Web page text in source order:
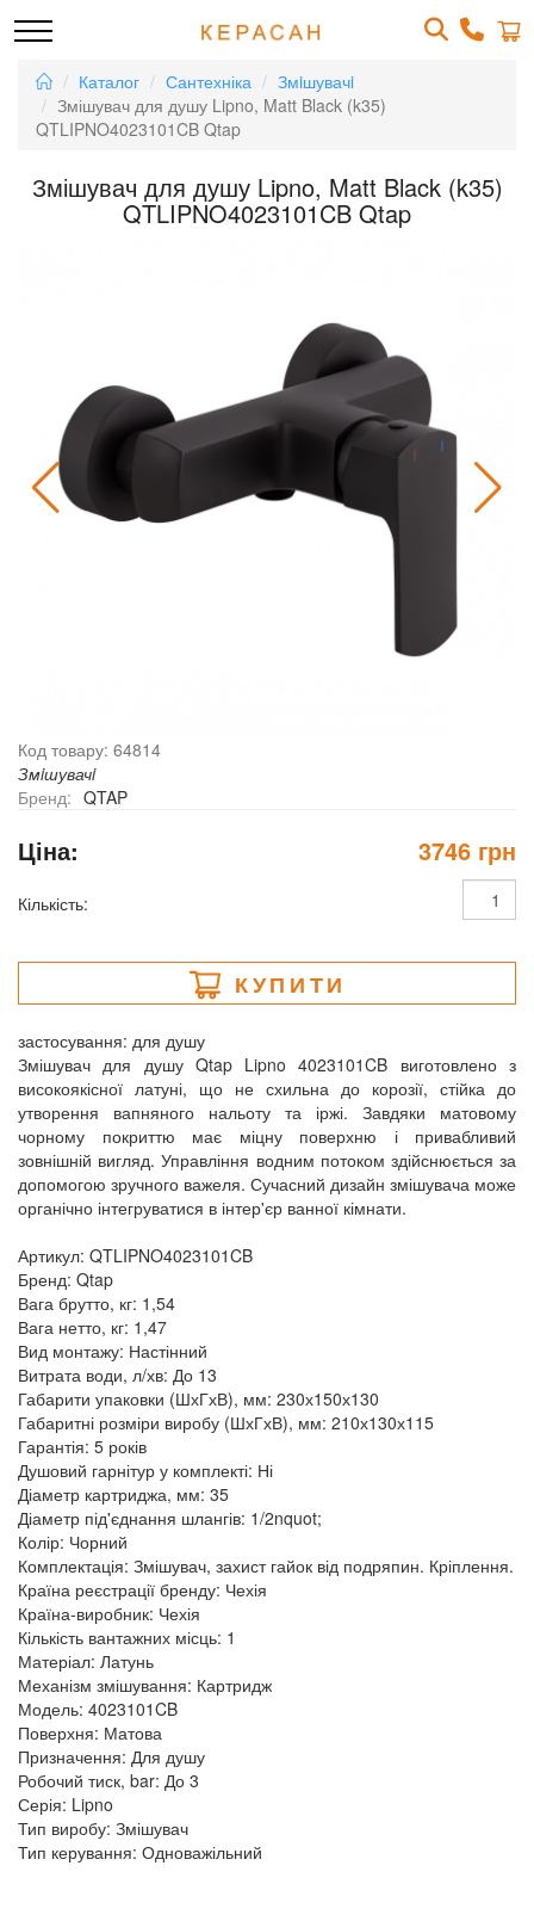
Каталог Сантехніка
Змiшувачi
Змішувач для душу Lipno, Matt Black (k35)
QTLIPNO4023101CB Qtap
Змішувач для душу Lipno, Matt Black (k35)
QTLIPNO4023101CB Qtap
Код товару: 64814
Змiшувачi
Бренд: QTAP
Ціна: 3746 грн
Кількість:
КУПИТИ
застосування: для душу
Змішувач для душу Qtap Lipno 4023101CB виготовлено з
високоякісної латуні, що не схильна до корозії, стійка до
утворення вапняного нальоту та іржі. Завдяки матовому
чорному покриттю має міцну поверхню і привабливий
зовнішній вигляд. Управління водним потоком здійснюється за
допомогою зручного важеля. Сучасний дизайн змішувача може
органічно інтегруватися в інтер'єр ванної кімнати.
Артикул: QTLIPNO4023101CB
Бренд: Qtap
Вага брутто, кг: 1,54
Вага нетто, кг: 1,47
Вид монтажу: Настінний
Витрата води, л/хв: До 13
Габарити упаковки (ШхГхВ), мм: 230х150х130
Габаритні розміри виробу (ШхГхВ), мм: 210х130х115
Гарантія: 5 років
Душовий гарнітур у комплекті: Ні
Діаметр картриджа, мм: 35
Діаметр під'єднання шлангів: 1/2nquot;
Колір: Чорний
Комплектація: Змішувач, захист гайок від подряпин. Кріплення.
Країна реєстрації бренду: Чехія
Країна-виробник: Чехія
Кількість вантажних місць: 1
Матеріал: Латунь
Механізм змішування: Картридж
Модель: 4023101CB
Поверхня: Матова
Призначення: Для душу
Робочий тиск, bar: До 3
Серія: Lipno
Тип виробу: Змішувач
Тип керування: Одноважільний